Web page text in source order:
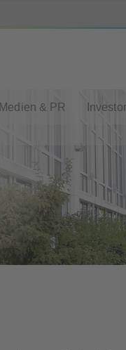
Medien & PR